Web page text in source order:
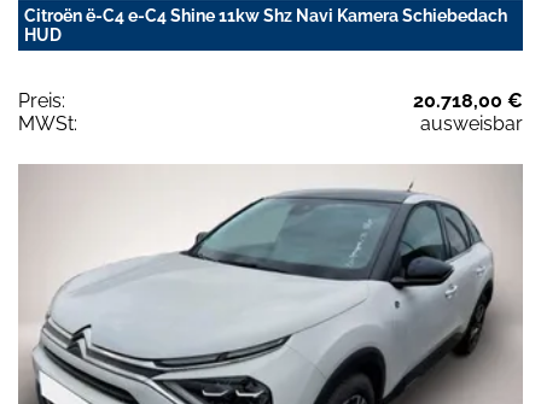
Citroën ë-C4 e-C4 Shine 11kw Shz Navi Kamera Schiebedach
HUD
Preis:
20.718,00 €
MWSt:
ausweisbar